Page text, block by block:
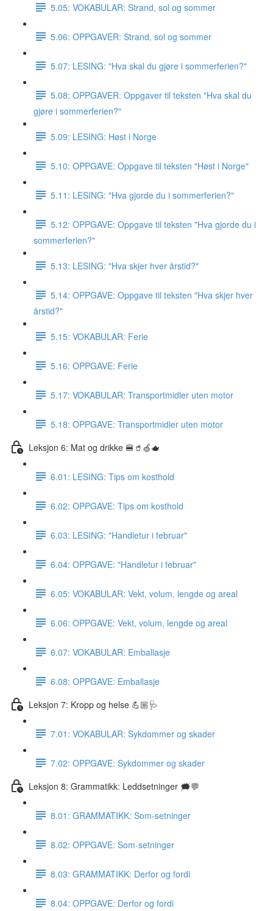
5.05: VOKABULAR: Strand, sol og sommer
5.06: OPPGAVER: Strand, sol og sommer
5.07: LESING: "Hva skal du gjøre i sommerferien?"
5.08: OPPGAVER: Oppgaver til teksten "Hva skal du
gjøre i sommerferien?"
5.09: LESING: Høst i Norge
5.10: OPPGAVE: Oppgave til teksten "Høst i Norge"
5.11: LESING: "Hva gjorde du i sommerferien?"
5.12: OPPGAVE: Oppgave til teksten "Hva gjorde du i
sommerferien?"
5.13: LESING: "Hva skjer hver årstid?"
5.14: OPPGAVE: Oppgave til teksten "Hva skjer hver
årstid?"
5.15: VOKABULAR: Ferie
5.16: OPPGAVE: Ferie
5.17: VOKABULAR: Transportmidler uten motor
5.18: OPPGAVE: Transportmidler uten motor
Leksjon 6: Mat og drikke 🍔🥤🍏🫖
6.01: LESING: Tips om kosthold
6.02: OPPGAVE: Tips om kosthold
6.03: LESING: "Handletur i februar"
6.04: OPPGAVE: "Handletur i februar"
6.05: VOKABULAR: Vekt, volum, lengde og areal
6.06: OPPGAVE: Vekt, volum, lengde og areal
6.07: VOKABULAR: Emballasje
6.08: OPPGAVE: Emballasje
Leksjon 7: Kropp og helse 💪🏼🩺
7.01: VOKABULAR: Sykdommer og skader
7.02: OPPGAVE: Sykdommer og skader
Leksjon 8: Grammatikk: Leddsetninger 🗯💬
8.01: GRAMMATIKK: Som-setninger
8.02: OPPGAVE: Som-setninger
8.03: GRAMMATIKK: Derfor og fordi
8.04: OPPGAVE: Derfor og fordi